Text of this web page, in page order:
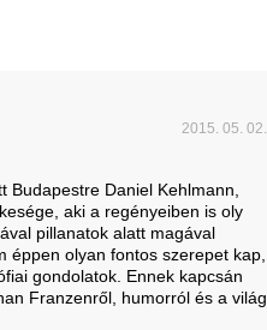
2015. 05. 02.
Budapestre Daniel Kehlmann,
aki a regényeiben is oly
pillanatok alatt magával
éppen olyan fontos szerepet kap,
gondolatok. Ennek kapcsán
Franzenről, humorról és a világ